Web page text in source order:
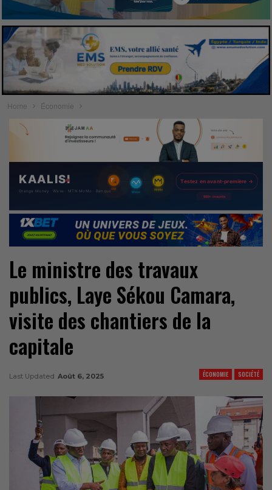
Home Économie
Le ministre des travaux
publics, Laye Sékou Camara,
visite des chantiers de la
capitale
ÉCONOMIE SOCIÉTÉ
Last Updated Août 6, 2025